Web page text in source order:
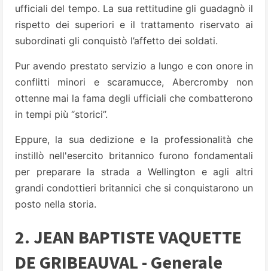
ufficiali del tempo. La sua rettitudine gli guadagnò il
rispetto dei superiori e il trattamento riservato ai
subordinati gli conquistò l’affetto dei soldati.
Pur avendo prestato servizio a lungo e con onore in
conflitti minori e scaramucce, Abercromby non
ottenne mai la fama degli ufficiali che combatterono
in tempi più “storici”.
Eppure, la sua dedizione e la professionalità che
instillò nell'esercito britannico furono fondamentali
per preparare la strada a Wellington e agli altri
grandi condottieri britannici che si conquistarono un
posto nella storia.
2. JEAN BAPTISTE VAQUETTE
DE GRIBEAUVAL - Generale